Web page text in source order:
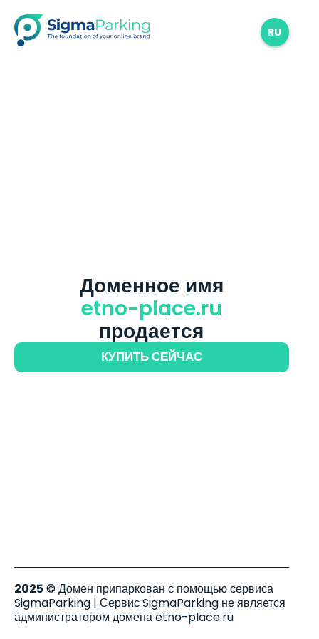
RU
Доменное имя
etno-place.ru
продается
КУПИТЬ СЕЙЧАС
2025 © Домен припаркован с помощью сервиса
SigmaParking | Сервис SigmaParking не является
администратором домена etno-place.ru